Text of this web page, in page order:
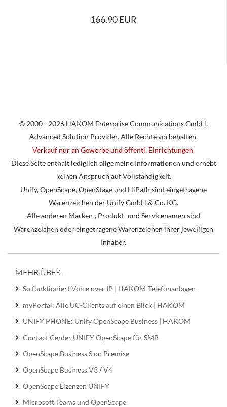
166,90 EUR
© 2000 - 2026 HAKOM Enterprise Communications GmbH.
Advanced Solution Provider. Alle Rechte vorbehalten.
Verkauf nur an Gewerbe und öffentl. Einrichtungen.
Diese Seite enthält lediglich allgemeine Informationen und erhebt
keinen Anspruch auf Vollständigkeit.
Unify, OpenScape, OpenStage und HiPath sind eingetragene
Warenzeichen der Unify GmbH & Co. KG.
Alle anderen Marken-, Produkt- und Servicenamen sind
Warenzeichen oder eingetragene Warenzeichen ihrer jeweiligen
Inhaber.
MEHR ÜBER...
So funktioniert Voice over IP | HAKOM-Telefonanlagen
myPortal: Alle UC-Clients auf einen Blick | HAKOM
UNIFY PHONE: Unify OpenScape Business | HAKOM
Contact Center UNIFY OpenScape für SMB
OpenScape Business S on Premise
OpenScape Business V3 / V4
OpenScape Lizenzen UNIFY
Microsoft Teams und OpenScape